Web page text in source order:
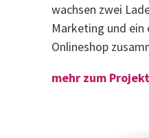
wachsen zwei
Marketing und
Onlineshop
mehr zum Projekt